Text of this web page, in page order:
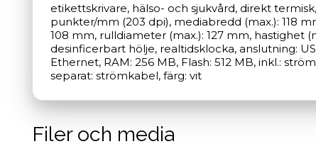
etikettskrivare, hälso- och sjukvård, direkt
punkter/mm (203 dpi), mediabredd (max.): 118
108 mm, rulldiameter (max.): 127 mm, hastighet
desinficerbart hölje, realtidsklocka, anslutning:
Ethernet, RAM: 256 MB, Flash: 512 MB, inkl.:
separat: strömkabel, färg: vit
Filer och media